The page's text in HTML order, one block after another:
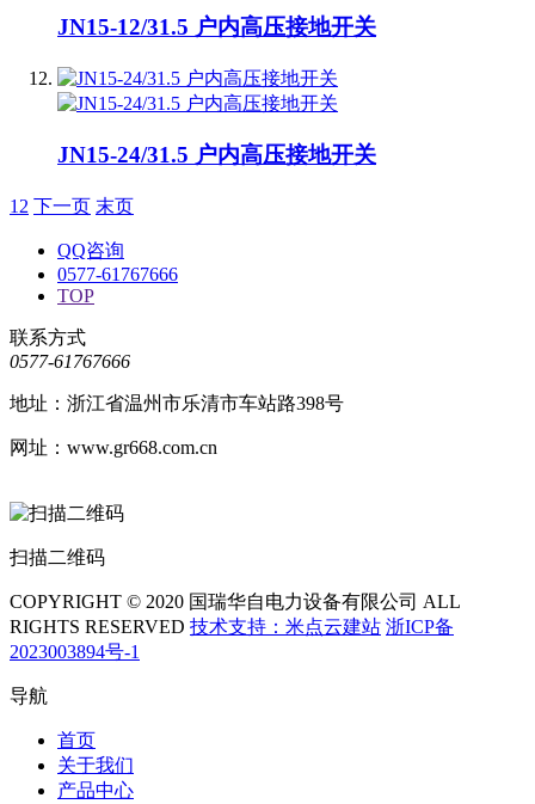
JN15-12/31.5 户内高压接地开关
JN15-24/31.5 户内高压接地开关
1 2 下一页 末页
QQ咨询
0577-61767666
TOP
联系方式
0577-61767666
地址：浙江省温州市乐清市车站路398号
网址：www.gr668.com.cn
扫描二维码
COPYRIGHT © 2020 国瑞华自电力设备有限公司 ALL
RIGHTS RESERVED 技术支持：米点云建站 浙ICP备
2023003894号-1
导航
首页
关于我们
产品中心